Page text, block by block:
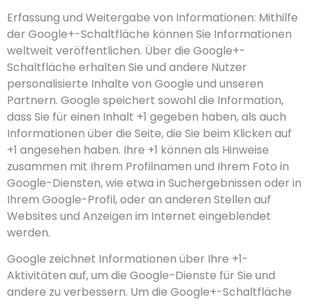
Erfassung und Weitergabe von Informationen: Mithilfe
der Google+-Schaltfläche können Sie Informationen
weltweit veröffentlichen. Über die Google+-
Schaltfläche erhalten Sie und andere Nutzer
personalisierte Inhalte von Google und unseren
Partnern. Google speichert sowohl die Information,
dass Sie für einen Inhalt +1 gegeben haben, als auch
Informationen über die Seite, die Sie beim Klicken auf
+1 angesehen haben. Ihre +1 können als Hinweise
zusammen mit Ihrem Profilnamen und Ihrem Foto in
Google-Diensten, wie etwa in Suchergebnissen oder in
Ihrem Google-Profil, oder an anderen Stellen auf
Websites und Anzeigen im Internet eingeblendet
werden.
Google zeichnet Informationen über Ihre +1-
Aktivitäten auf, um die Google-Dienste für Sie und
andere zu verbessern. Um die Google+-Schaltfläche